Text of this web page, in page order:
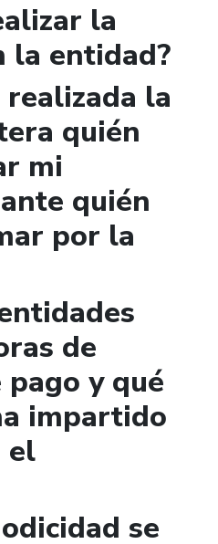
la
la entidad?
realizada la
quién
mi
quién
por la
de
y qué
impartido
el
se